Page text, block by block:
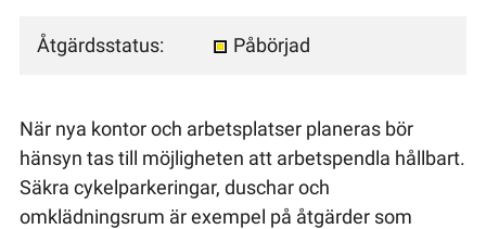
Åtgärdsstatus: Påbörjad
När nya kontor och arbetsplatser planeras bör
hänsyn tas till möjligheten att arbetspendla hållbart.
Säkra cykelparkeringar, duschar och
omklädningsrum är exempel på åtgärder som